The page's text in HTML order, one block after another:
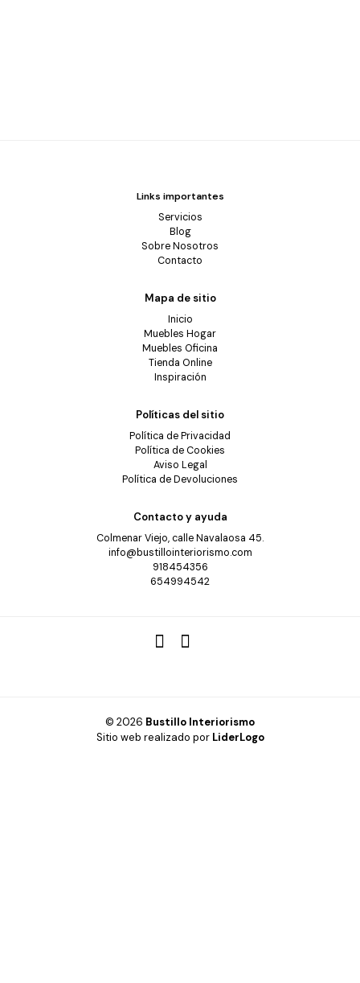
Links importantes
Servicios
Blog
Sobre Nosotros
Contacto
Mapa de sitio
Inicio
Muebles Hogar
Muebles Oficina
Tienda Online
Inspiración
Políticas del sitio
Política de Privacidad
Política de Cookies
Aviso Legal
Política de Devoluciones
Contacto y ayuda
Colmenar Viejo, calle Navalaosa 45.
info@bustillointeriorismo.com
918454356
654994542
© 2026 Bustillo Interiorismo
Sitio web realizado por LiderLogo